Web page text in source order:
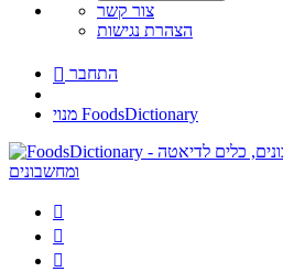
צור קשר
הצהרת נגישות
 התחבר
מנוי FoodsDictionary


